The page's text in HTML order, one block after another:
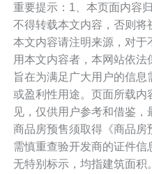
重要提示：1、本页面内容
不得转载本文内容，否则将
本文内容请注明来源，对于
用本文内容者，本网站依法
旨在为满足广大用户的信
或盈利性用途。页面所载
见，仅供用户参考和借鉴，
商品房预售须取得《商品
需慎重查验开发商的证件
无特别标示，均指建筑面